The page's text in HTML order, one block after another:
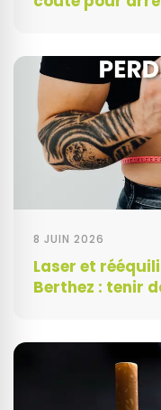
8 JUIN 2026
Laser et
Berthez : tenir